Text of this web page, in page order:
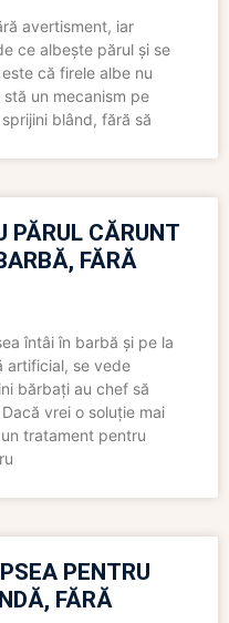
avertisment, iar
ce albește părul și se
că firele albe nu
un mecanism pe
blând, fără să
PĂRUL CĂRUNT
FĂRĂ
întâi în barbă și pe la
artificial, se vede
bărbați au chef să
vrei o soluție mai
tratament pentru
PENTRU
FĂRĂ